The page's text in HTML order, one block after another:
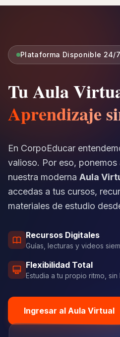
Plataforma Disponible 24/7
Tu Aula
Aprendizaje
En CorpoEducar
valioso. Por eso,
nuestra moderna Aula
accedas a tus cursos,
materiales de estudio
Recursos Digitales
Guías, lecturas y videos
Flexibilidad Total
Estudia a tu propio ritmo,
Ingresar al Aula Virtual